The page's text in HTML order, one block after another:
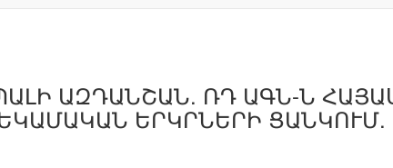
ԱԶԴԱՆՇԱՆ. ՌԴ ԱԳՆ-Ն
ԵՐԿՐՆԵՐԻ ՑԱՆԿՈՒՄ.